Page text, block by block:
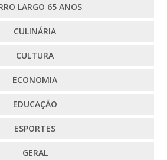
LARGO 65 ANOS
CULINÁRIA
CULTURA
ECONOMIA
EDUCAÇÃO
ESPORTES
GERAL